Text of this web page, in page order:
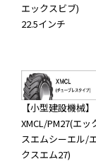
エックスビブ)
22.5インチ
【小型建設機械】
XMCL/PM27(エッ
スエムシーエル/
クスエム27)